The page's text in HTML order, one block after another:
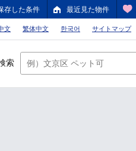
存した条件 最近見た物件
文 繁体中文 한국어 サイトマップ
索